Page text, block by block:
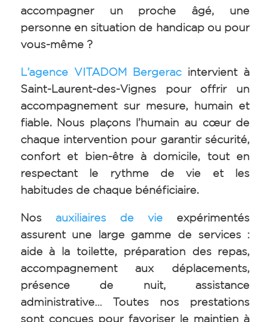
accompagner un proche âgé, une
personne en situation de handicap ou pour
vous-même ?
L’agence VITADOM Bergeracintervient à
Saint-Laurent-des-Vignes pour offrir un
accompagnement sur mesure, humain et
fiable. Nous plaçons l’humain au cœur de
chaque intervention pour garantir sécurité,
confort et bien-être à domicile, tout en
respectant le rythme de vie et les
habitudes de chaque bénéficiaire.
Nos auxiliaires de vie expérimentés
assurent une large gamme de services :
aide à la toilette, préparation des repas,
accompagnement aux déplacements,
présence de nuit, assistance
administrative… Toutes nos prestations
sont conçues pour favoriser le maintien à